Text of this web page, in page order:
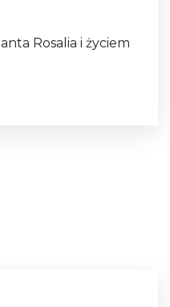
Rosalia i życiem